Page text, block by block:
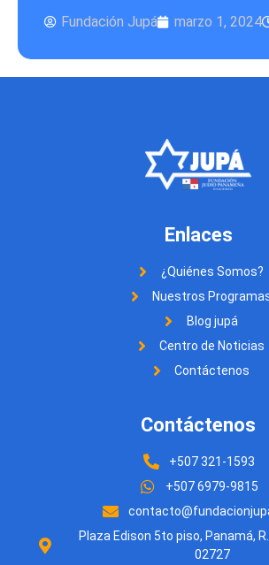
Fundación Jupá marzo 1, 2024
Enlaces
¿Quiénes Somos?
Nuestros
Blog jupá
Centro de Noticias
Contáctenos
Contáctenos
+507 321-1593
+507 6979-9815
Plaza Edison 5to piso, Panamá,
02727